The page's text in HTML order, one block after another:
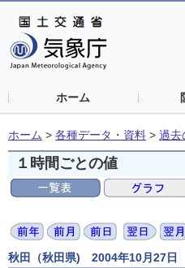
ホーム
ホーム > 各種データ・資料 > 過去
１時間ごとの値
秋田（秋田県) 2004年10月27日